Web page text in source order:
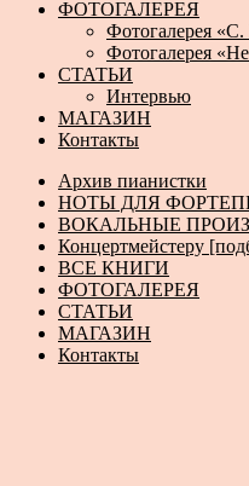
ФОТОГАЛЕРЕЯ
Фотогалерея
Фотогалерея
СТАТЬИ
Интервью
МАГАЗИН
Контакты
Архив пианистки
НОТЫ ДЛЯ
ВОКАЛЬНЫЕ
Концертмейстеру
ВСЕ КНИГИ
ФОТОГАЛЕРЕЯ
СТАТЬИ
МАГАЗИН
Контакты